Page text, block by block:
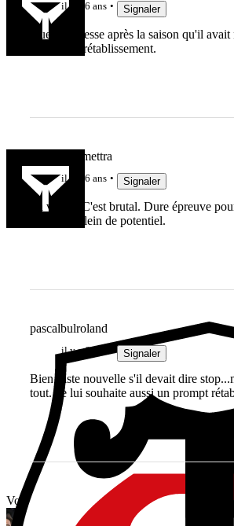
il y a 6 ans Signaler
Quelle tristesse après la saison qu'il
ans... Bon rétablissement.
Rémi teLamettra
il y a 6 ans Signaler
La vache. C'est brutal. Dure épreuve
tellement plein de potentiel.
pascalbulroland
il y a 6 ans Signaler
Bien triste nouvelle s'il devait dire
tout...je lui souhaite aussi un prompt
Vous avez tout lu ?